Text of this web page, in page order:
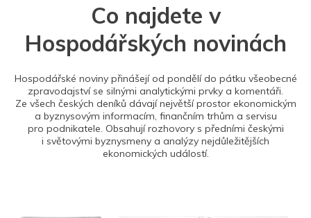
Co najdete v
Hospodářských novinách
Hospodářské noviny přinášejí od pondělí do pátku všeobecné
zpravodajství se silnými analytickými prvky a komentáři.
Ze všech českých deníků dávají největší prostor ekonomickým
a byznysovým informacím, finančním trhům a servisu
pro podnikatele. Obsahují rozhovory s předními českými
i světovými byznysmeny a analýzy nejdůležitějších
ekonomických událostí.